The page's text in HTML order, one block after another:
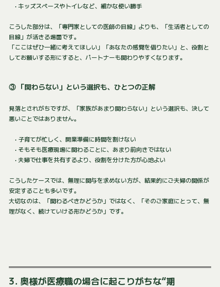
• キッズスペースやトイレなど、細かな使い勝手
こうした部分は、「専門家としての医師の目線」よりも、「生活者としての
目線」が活きる場面です。
「ここはぜひ一緒に考えてほしい」「あなたの感覚を借りたい」と、役割と
してお願いする形にすると、パートナーも関わりやすくなります。
③ 「関わらない」という選択も、ひとつの正解
見落とされがちですが、「家族があまり関わらない」という選択も、決して
悪いことではありません。
• 子育てが忙しく、開業準備に時間を割けない
• そもそも医療現場に関わることに、あまり前向きではない
• 夫婦で仕事を共有するより、役割を分けた方が心地よい
こうしたケースでは、無理に関与を求めない方が、結果的にご夫婦の関係が
安定することも多いです。
大切なのは、「関わるべきかどうか」ではなく、「そのご家庭にとって、無
理がなく、続けていける形かどうか」です。
3. 奥様が医療職の場合に起こりがちな“期